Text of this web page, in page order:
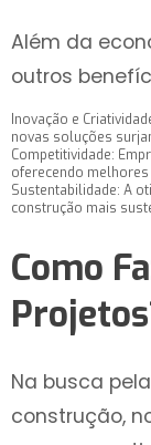
Além da
outros
Inovação e
novas soluções
Competitividade:
oferecendo
Sustentabilidade: A
construção mais
Como
Na busca
construção,